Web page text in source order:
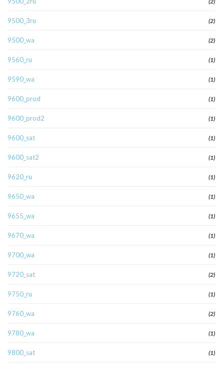
9500_3ru (2)
9500_wa (2)
9560_ru (1)
9590_wa (1)
9600_prod (1)
9600_prod2 (1)
9600_sat (1)
9600_sat2 (1)
9620_ru (1)
9650_wa (1)
9655_wa (1)
9670_wa (1)
9700_wa (1)
9720_sat (2)
9750_ru (1)
9760_wa (2)
9780_wa (1)
9800_sat (1)